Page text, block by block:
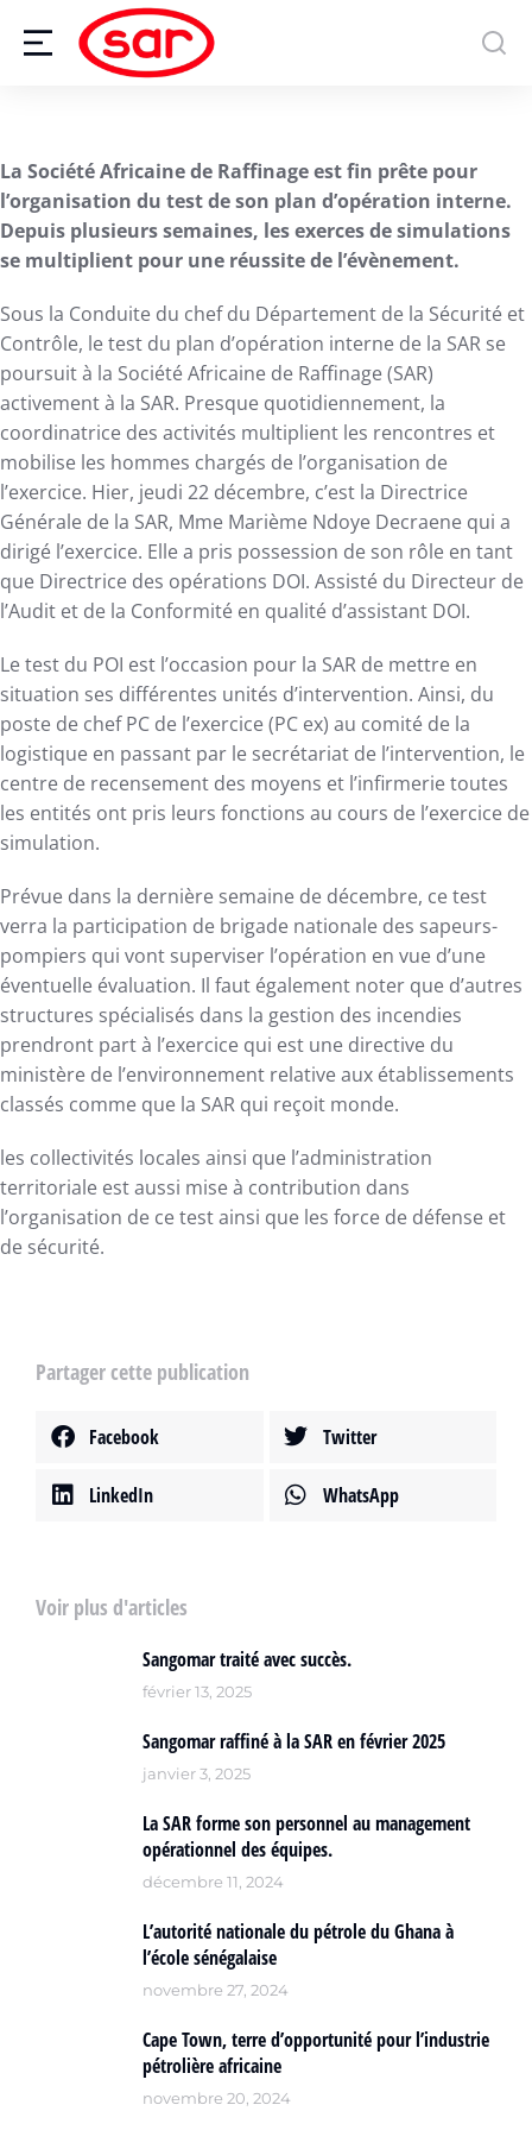
La Société Africaine de Raffinage est fin prête pour
l’organisation du test de son plan d’opération interne.
Depuis plusieurs semaines, les exerces de simulations
se multiplient pour une réussite de l’évènement.
Sous la Conduite du chef du Département de la Sécurité et
Contrôle, le test du plan d’opération interne de la SAR se
poursuit à la Société Africaine de Raffinage (SAR)
activement à la SAR. Presque quotidiennement, la
coordinatrice des activités multiplient les rencontres et
mobilise les hommes chargés de l’organisation de
l’exercice. Hier, jeudi 22 décembre, c’est la Directrice
Générale de la SAR, Mme Marième Ndoye Decraene qui a
dirigé l’exercice. Elle a pris possession de son rôle en tant
que Directrice des opérations DOI. Assisté du Directeur de
l’Audit et de la Conformité en qualité d’assistant DOI.
Le test du POI est l’occasion pour la SAR de mettre en
situation ses différentes unités d’intervention. Ainsi, du
poste de chef PC de l’exercice (PC ex) au comité de la
logistique en passant par le secrétariat de l’intervention, le
centre de recensement des moyens et l’infirmerie toutes
les entités ont pris leurs fonctions au cours de l’exercice de
simulation.
Prévue dans la dernière semaine de décembre, ce test
verra la participation de brigade nationale des sapeurs-
pompiers qui vont superviser l’opération en vue d’une
éventuelle évaluation. Il faut également noter que d’autres
structures spécialisés dans la gestion des incendies
prendront part à l’exercice qui est une directive du
ministère de l’environnement relative aux établissements
classés comme que la SAR qui reçoit monde.
les collectivités locales ainsi que l’administration
territoriale est aussi mise à contribution dans
l’organisation de ce test ainsi que les force de défense et
de sécurité.
Partager cette publication
Facebook Twitter
LinkedIn WhatsApp
Voir plus d'articles
Sangomar traité avec succès.
février 13, 2025
Sangomar raffiné à la SAR en février 2025
janvier 3, 2025
La SAR forme son personnel au management
opérationnel des équipes.
décembre 11, 2024
L’autorité nationale du pétrole du Ghana à
l’école sénégalaise
novembre 27, 2024
Cape Town, terre d’opportunité pour l’industrie
pétrolière africaine
novembre 20, 2024